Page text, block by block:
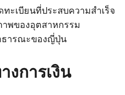
ะเบียนที่ประสบความสำเร็จ
พของอุตสาหกรรม
ธารณะของญี่ปุ่น
งการเงิน